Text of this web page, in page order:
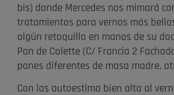
bis) donde Mercedes nos mimará
tratamientos para vernos más
algún retoquillo en manos de su
Pan de Colette (C/ Francia 2
panes diferentes de masa madre,
Con las autoestima bien alta al